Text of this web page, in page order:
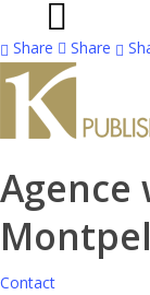
Share
Share
Agence
Contact